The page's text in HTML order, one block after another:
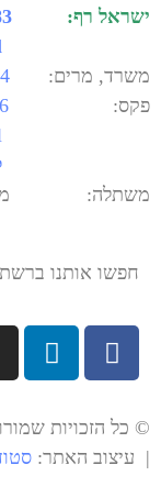
ישראל רף:
משרד, מרים:
פקס:
משתלה: מול
חפשו אותנו
© כל הזכויות
| עיצוב האתר: